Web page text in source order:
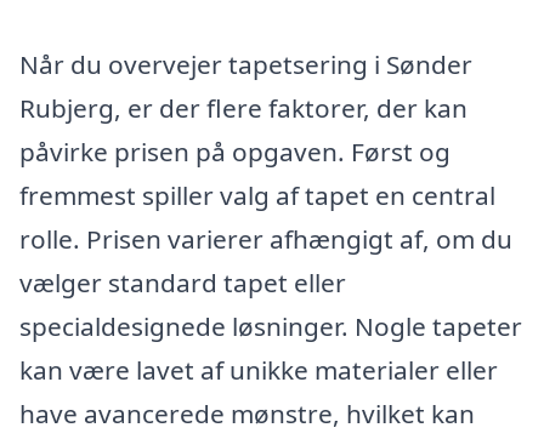
Når du overvejer tapetsering i Sønder
Rubjerg, er der flere faktorer, der kan
påvirke prisen på opgaven. Først og
fremmest spiller valg af tapet en central
rolle. Prisen varierer afhængigt af, om du
vælger standard tapet eller
specialdesignede løsninger. Nogle tapeter
kan være lavet af unikke materialer eller
have avancerede mønstre, hvilket kan